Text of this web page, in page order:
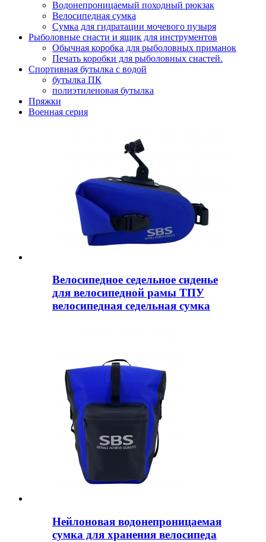
Водонепроницаемый походный рюкзак
Велосипедная сумка
Сумка для гидратации мочевого пузыря
Рыболовные снасти и ящик для инструментов
Обычная коробка для рыболовных приманок
Печать коробки для рыболовных снастей.
Спортивная бутылка с водой
бутылка ПК
полиэтиленовая бутылка
Пряжки
Военная серия
Велосипедное седельное сиденье
для велосипедной рамы ТПУ
велосипедная седельная сумка
Нейлоновая водонепроницаемая
сумка для хранения велосипеда